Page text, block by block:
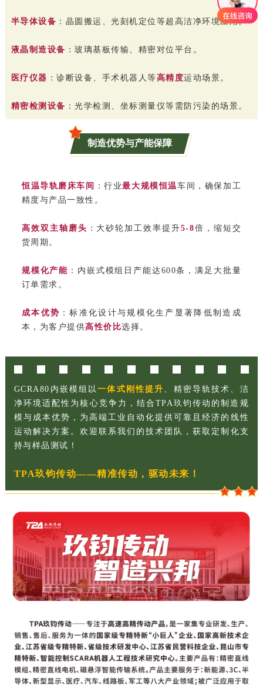
半导体设备 ：晶圆搬运、光刻机定位等超高洁净环境应用。
液晶制造设备 ：玻璃基板传输、精密对位平台。
医疗仪器 ：诊断设备、手术机器人等高精度运动场景。
精密检测设备 ：光学检测、坐标测量仪等需防污染的场景。
制造优势与产能保障
恒温导轨磨床车间 ：行业最大规模恒温车间，确保加工
精度与产品一致性。
高效双主轴磨头 ：大砂轮加工效率提升5-8倍，缩短交
货周期。
规模化产能 ：内嵌式模组日产能达600条，满足大批量
订单需求。
成本优势 ：标准化设计与规模化生产显著降低制造成
本，为客户提供高性价比选择。
GCRA80内嵌模组以一体式刚性提升
、精密导轨技术、洁
净环境适配性为核心竞争力，结合TPA玖钧传动的制造规
模与成本优势，为高端工业自动化提供可靠且经济的线性
运动解决方案。欢迎联系我们的技术团队，获取定制化支
持与样品测试！
TPA玖钧传动——精准传动，驱动未来！